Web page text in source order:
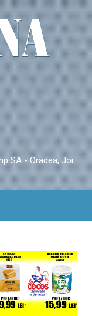
SA - Oradea, Joi